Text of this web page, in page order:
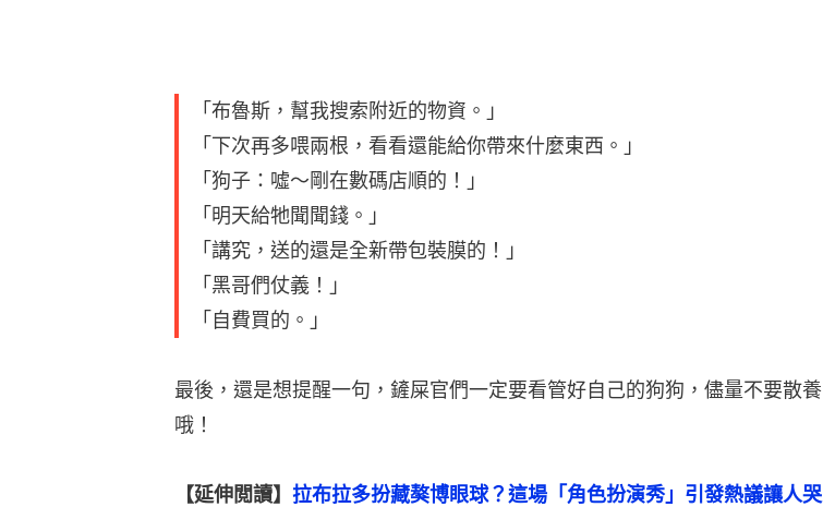
「布魯斯，幫我搜索附近的物資。」
「下次再多喂兩根，看看還能給你帶來什麼東西。」
「狗子：噓～剛在數碼店順的！」
「明天給牠聞聞錢。」
「講究，送的還是全新帶包裝膜的！」
「黑哥們仗義！」
「自費買的。」
最後，還是想提醒一句，鏟屎官們一定要看管好自己的狗狗，儘量不要散養
哦！
【延伸閲讀】 拉布拉多扮藏獒博眼球？這場「角色扮演秀」引發熱議讓人哭